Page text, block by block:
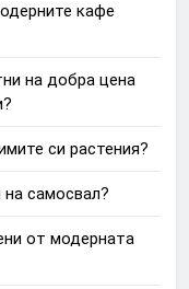
кафе
на добра цена
си растения?
самосвал?
от модерната